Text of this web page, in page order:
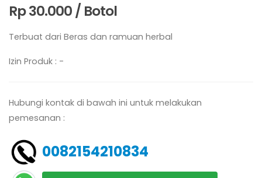
Rp 30.000 / Botol
Terbuat dari Beras dan ramuan herbal
Izin Produk : -
Hubungi kontak di bawah ini untuk melakukan
pemesanan :
0082154210834